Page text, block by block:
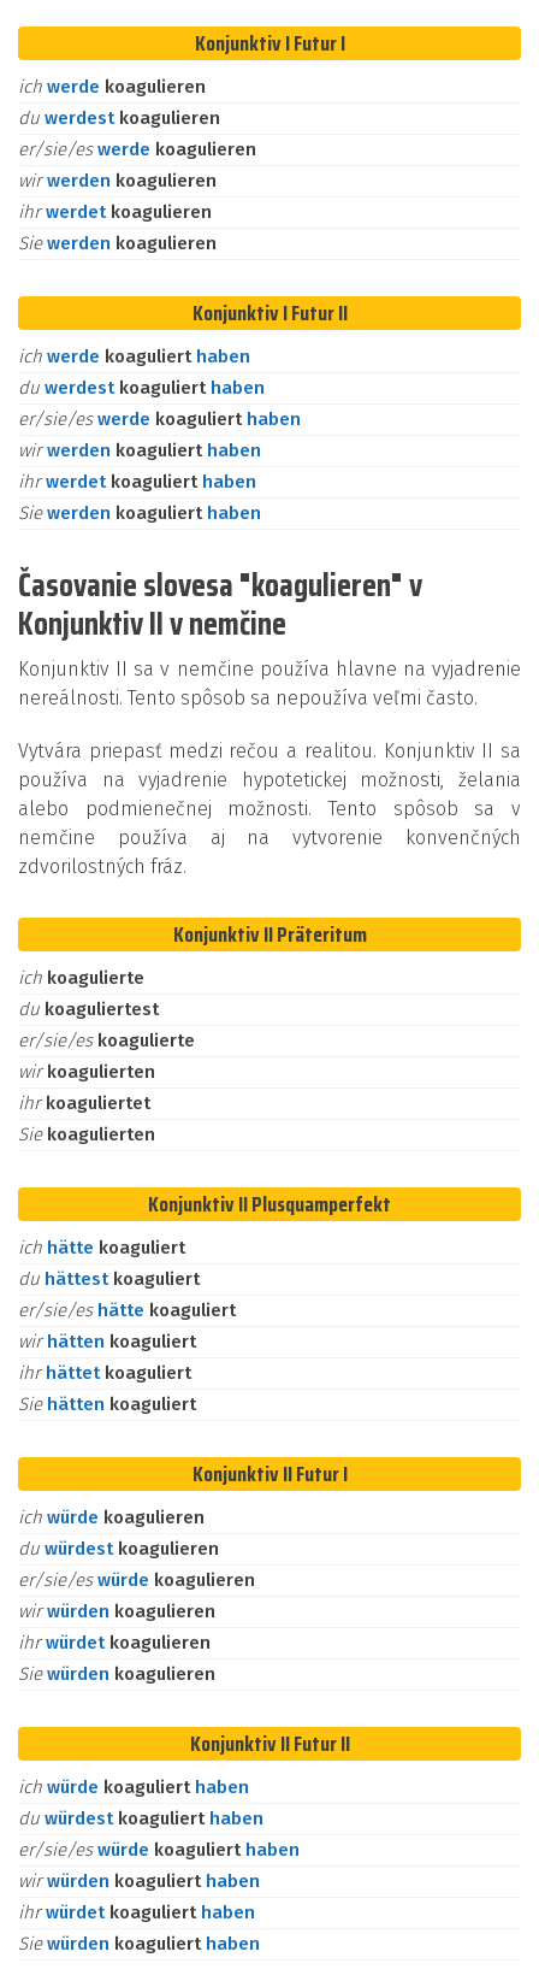
Konjunktiv I Futur I
ich werde koagulieren
du werdest koagulieren
er/sie/eswerde koagulieren
wirwerden koagulieren
ihrwerdet koagulieren
Siewerden koagulieren
Konjunktiv I Futur II
ich werde koaguliert haben
du werdest koaguliert haben
er/sie/eswerde koaguliert haben
wirwerden koaguliert haben
ihrwerdet koaguliert haben
Siewerden koaguliert haben
Časovanie slovesa "koagulieren" v
Konjunktiv II v nemčine
Konjunktiv II sa v nemčine používa hlavne na vyjadrenie
nereálnosti. Tento spôsob sa nepoužíva veľmi často.
Vytvára priepasť medzi rečou a realitou. Konjunktiv II sa
používa na vyjadrenie hypotetickej možnosti, želania
alebo podmienečnej možnosti. Tento spôsob sa v
nemčine používa aj na vytvorenie konvenčných
zdvorilostných fráz.
Konjunktiv II Präteritum
ich koagulierte
du koaguliertest
er/sie/es koagulierte
wirkoagulierten
ihrkoaguliertet
Sie koagulierten
Konjunktiv II Plusquamperfekt
ich hätte koaguliert
du hättest koaguliert
er/sie/es hätte koaguliert
wirhätten koaguliert
ihrhättet koaguliert
Sie hätten koaguliert
Konjunktiv II Futur I
ich würde koagulieren
du würdest koagulieren
er/sie/eswürde koagulieren
wirwürden koagulieren
ihrwürdet koagulieren
Siewürden koagulieren
Konjunktiv II Futur II
ich würde koaguliert haben
du würdest koaguliert haben
er/sie/eswürde koaguliert haben
wirwürden koaguliert haben
ihrwürdet koaguliert haben
Siewürden koaguliert haben